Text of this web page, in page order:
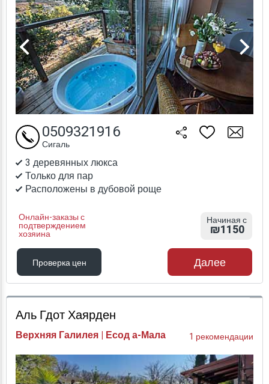
3 деревянных люкса
Только для пар
Расположены в дубовой роще
Онлайн-заказы с
подтверждением
хозяина
0509321916
Сигаль
Начиная с
₪1150
Проверка цен
Проверка цен
Далее
Аль Гдот Хаярден
Верхняя Галилея | Есод а-Мала 1 рекомендации